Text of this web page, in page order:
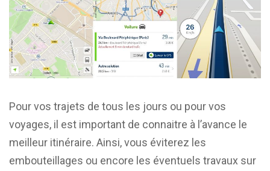
Pour vos trajets de tous les jours ou pour vos
voyages, il est important de connaitre à l’avance le
meilleur itinéraire. Ainsi, vous éviterez les
embouteillages ou encore les éventuels travaux sur